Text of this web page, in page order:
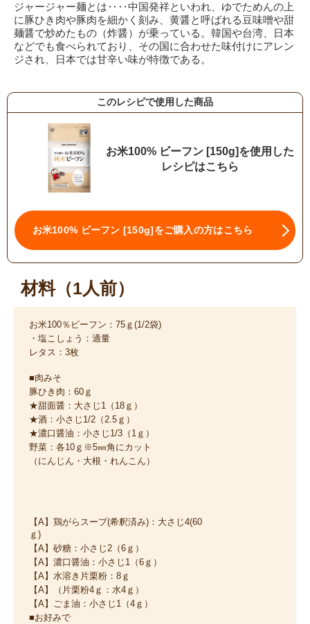
ジャージャー麺とは‥‥中国発祥といわれ、ゆでためんの上
に豚ひき肉や豚肉を細かく刻み、黄醤と呼ばれる豆味噌や甜
麺醤で炒めたもの（炸醤）が乗っている。韓国や台湾、日本
などでも食べられており、その国に合わせた味付けにアレン
ジされ、日本では甘辛い味が特徴である。
このレシピで使用した商品
お米100% ビーフン [150g]を使用した
レシピはこちら
お米100% ビーフン [150g]をご購入の方はこちら
材料（1人前）
お米100％ビーフン：75ｇ(1/2袋)
・塩こしょう：適量
レタス：3枚
■肉みそ
豚ひき肉：60ｇ
★甜面醤：大さじ1（18ｇ）
★酒：小さじ1/2（2.5ｇ）
★濃口醤油：小さじ1/3（1ｇ）
野菜：各10ｇ※5㎜角にカット
（にんじん・大根・れんこん）
【A】鶏がらスープ(希釈済み)：大さじ4(60
ｇ)
【A】砂糖：小さじ2（6ｇ）
【A】濃口醤油：小さじ1（6ｇ）
【A】水溶き片栗粉：8ｇ
【A】（片栗粉4ｇ：水4ｇ）
【A】ごま油：小さじ1（4ｇ）
■お好みで